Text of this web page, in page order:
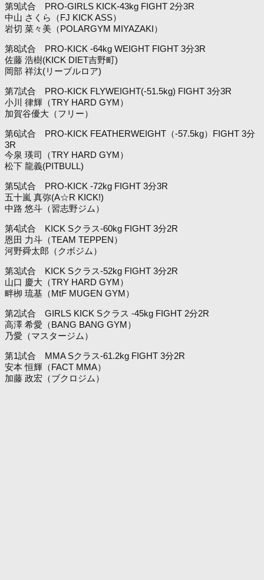
第9試合 PRO-GIRLS KICK-43kg FIGHT 2分3R
中山 さくら（FJ KICK ASS）
岩切 菜々美（POLARGYM MIYAZAKI）
第8試合 PRO-KICK -64kg WEIGHT FIGHT 3分3R
佐藤 浩樹(KICK DIET吉野町)
岡部 祥汰(リーブルロア)
第7試合 PRO-KICK FLYWEIGHT(-51.5kg) FIGHT 3分3R
小川 律輝（TRY HARD GYM）
加賀谷優大（フリー）
第6試合 PRO-KICK FEATHERWEIGHT（-57.5kg）FIGHT 3分
3R
今泉 瑛司（TRY HARD GYM）
松下 龍義(PITBULL)
第5試合 PRO-KICK -72kg FIGHT 3分3R
五十嵐 真弥(A☆R KICK!)
中路 悠斗（習志野ジム）
第4試合 KICK Sクラス-60kg FIGHT 3分2R
恩田 力斗（TEAM TEPPEN）
河野舜太郎（クボジム）
第3試合 KICK Sクラス-52kg FIGHT 3分2R
山口 慶大（TRY HARD GYM）
畔栁 琉基（MtF MUGEN GYM）
第2試合 GIRLS KICK Sクラス -45kg FIGHT 2分2R
高澤 希愛（BANG BANG GYM）
乃愛（マスタージム）
第1試合 MMA Sクラス-61.2kg FIGHT 3分2R
安本 恒輝（FACT MMA）
加藤 政宏（ブクロジム）